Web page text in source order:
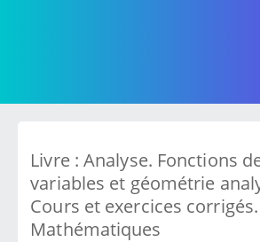
Livre : Analyse. Fonctions
variables et géométrie
Cours et exercices
Mathématiques